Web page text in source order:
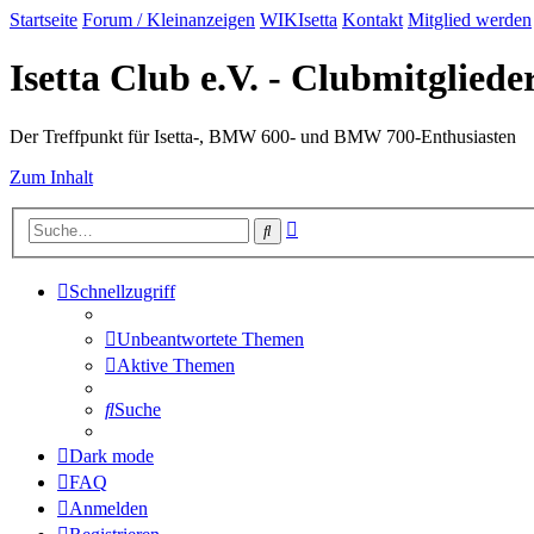
Startseite Forum / Kleinanzeigen WIKIsetta Kontakt Mitglied werden
Isetta Club e.V. -
Der Treffpunkt für Isetta-, BMW 600- und BMW 700-Enthusiasten
Zum Inhalt
Suche
Schnellzugriff
Unbeantwortete Themen
Aktive Themen
Suche
Dark mode
FAQ
Anmelden